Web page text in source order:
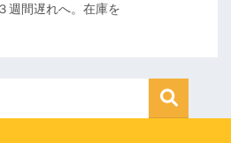
週間遅れへ。在庫を